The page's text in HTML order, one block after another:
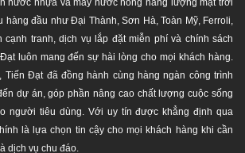
đầu như Đại Thành, Sơn Hà, Toàn Mỹ, Ferroli,
cạnh tranh, dịch vụ lắp đặt miễn phí và chính sách
luôn mang đến sự hài lòng cho mọi khách hàng.
Tiến Đạt đã đồng hành cùng hàng ngàn công trình
dự án, góp phần nâng cao chất lượng cuộc sống
người tiêu dùng. Với uy tín được khẳng định qua
là lựa chọn tin cậy cho mọi khách hàng khi cần
dịch vụ chu đáo.